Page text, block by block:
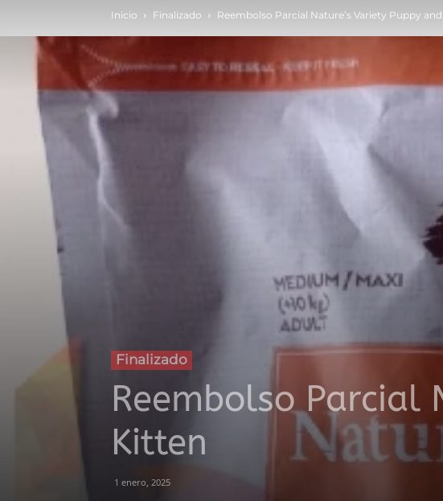
Inicio Finalizado Reembolso Parcial Nature’s Variety Puppy
Finalizado
Reembolso Parcial
Kitten
1 enero, 2025